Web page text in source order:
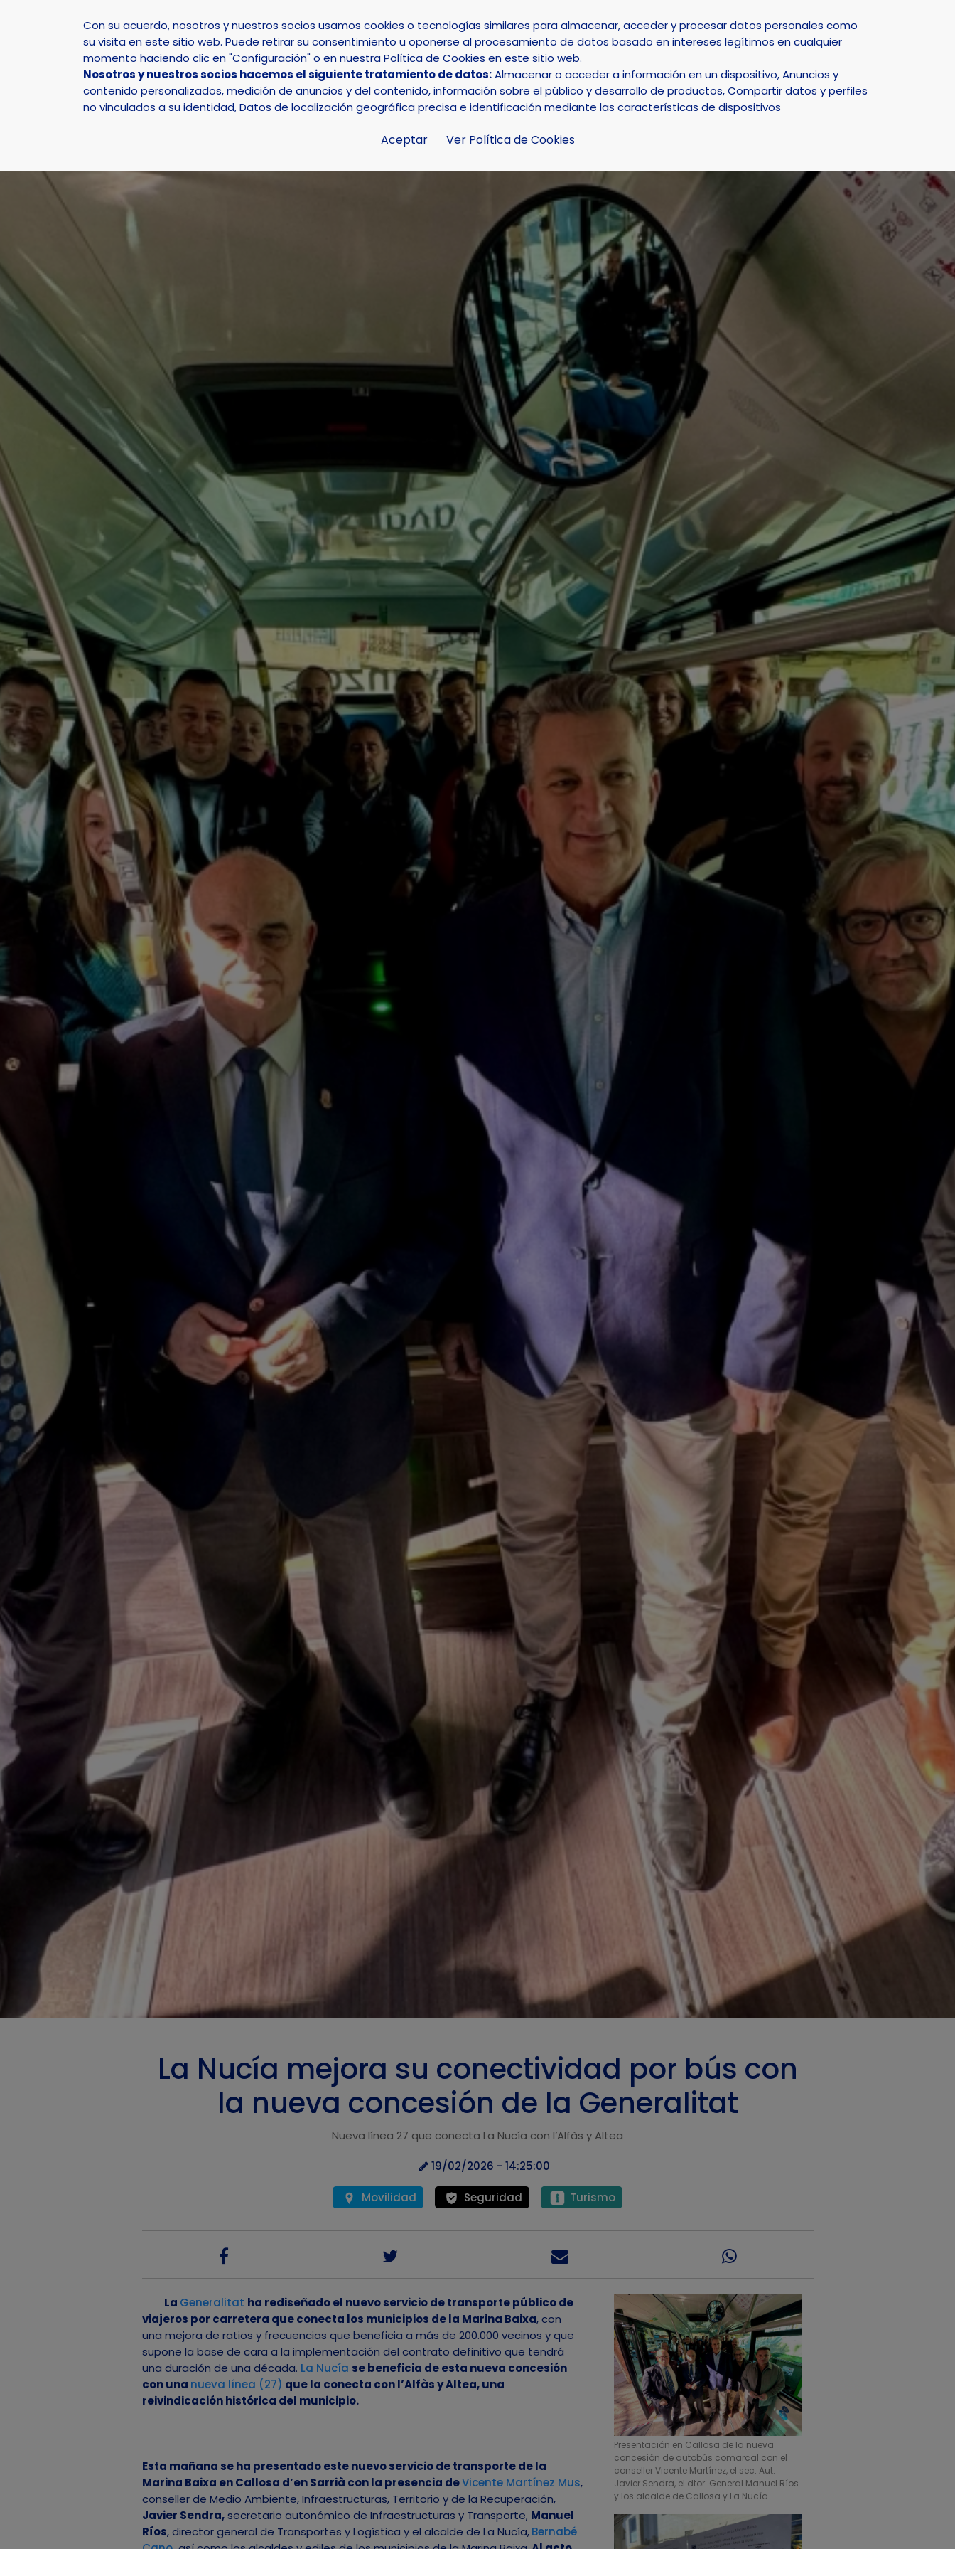
Select Language
INICIO AYUNTAMIENTO LA NUCÍA DEPORTE NATURALEZA SMART CITY
Con su acuerdo, nosotros y nuestros socios usamos cookies o tecnologías similares para almacenar, acceder y procesar datos personales como
su visita en este sitio web. Puede retirar su consentimiento u oponerse al procesamiento de datos basado en intereses legítimos en cualquier
momento haciendo clic en "Configuración" o en nuestra Política de Cookies en este sitio web.
Nosotros y nuestros socios hacemos el siguiente tratamiento de datos:Almacenar o acceder a información en un dispositivo, Anuncios y
contenido personalizados, medición de anuncios y del contenido, información sobre el público y desarrollo de productos, Compartir datos y perfiles
no vinculados a su identidad, Datos de localización geográfica precisa e identificación mediante las características de dispositivos
Aceptar Ver Política de Cookies
Actualidad Noticias Noticia - La Nucía mejora su conectividad por bús con la nueva concesión de la Generalitat
La Nucía mejora su conectividad por bús con
la nueva concesión de la Generalitat
Nueva línea 27 que conecta La Nucía con l’Alfàs y Altea
19/02/2026 - 14:25:00
Movilidad Seguridad Turismo
La Generalitat ha rediseñado el nuevo servicio de transporte público de
viajeros por carretera que conecta los municipios de la Marina Baixa, con
una mejora de ratios y frecuencias que beneficia a más de 200.000 vecinos y que
supone la base de cara a la implementación del contrato definitivo que tendrá
una duración de una década. La Nucía se beneficia de esta nueva concesión
con una nueva línea (27) que la conecta con l’Alfàs y Altea, una
reivindicación histórica del municipio.
Esta mañana se ha presentado este nuevo servicio de transporte de la
Marina Baixa en Callosa d’en Sarrià con la presencia deVicente Martínez Mus,
conseller de Medio Ambiente, Infraestructuras, Territorio y de la Recuperación,
Javier Sendra,secretario autonómico de Infraestructuras y Transporte, Manuel
Ríos, director general de Transportes y Logística y el alcalde de La Nucía, Bernabé
Presentación en Callosa de la nueva
concesión de autobús comarcal con el
conseller Vicente Martínez, el sec. Aut.
Javier Sendra, el dtor. General Manuel Ríos
y los alcalde de Callosa y La Nucía